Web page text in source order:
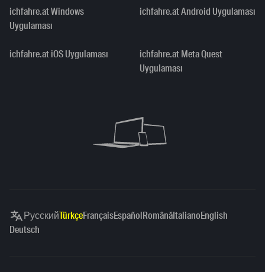
ichfahre.at Windows
Uygulaması
ichfahre.at Android Uygulaması
ichfahre.at iOS Uygulaması
ichfahre.at Meta Quest
Uygulaması
РусскийTürkçeFrançaisEspañolRomânăItalianoEnglish
Deutsch